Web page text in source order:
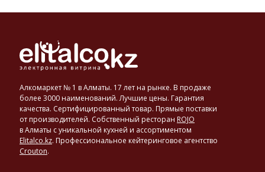
Алкомаркет № 1 в Алматы. 17 лет на рынке. В продаже
более 3000 наименований. Лучшие цены. Гарантия
качества. Сертифицированный товар. Прямые поставки
от производителей. Собственный ресторан ROJO
в Алматы с уникальной кухней и ассортиментом
Elitalco.kz. Профессиональное кейтеринговое агентство
Crouton.